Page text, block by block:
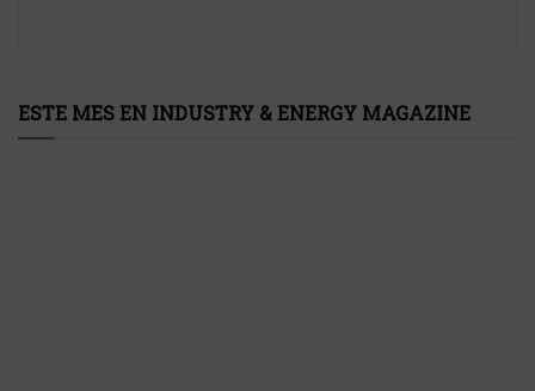
ESTE MES EN INDUSTRY & ENERGY MAGAZINE